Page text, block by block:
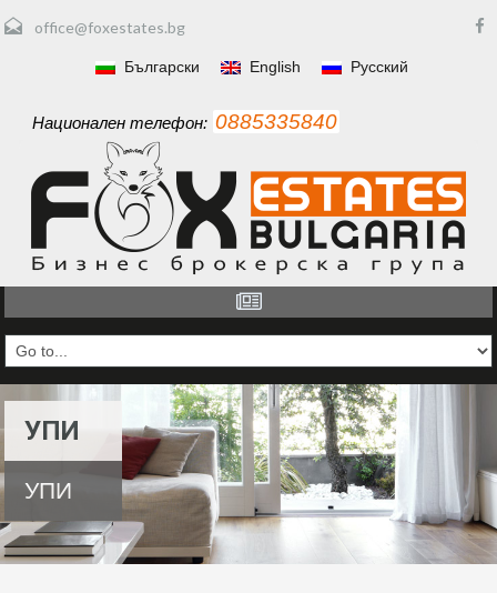
office@foxestates.bg
Български English Русский
Национален телефон: 0885335840
УПИ
УПИ